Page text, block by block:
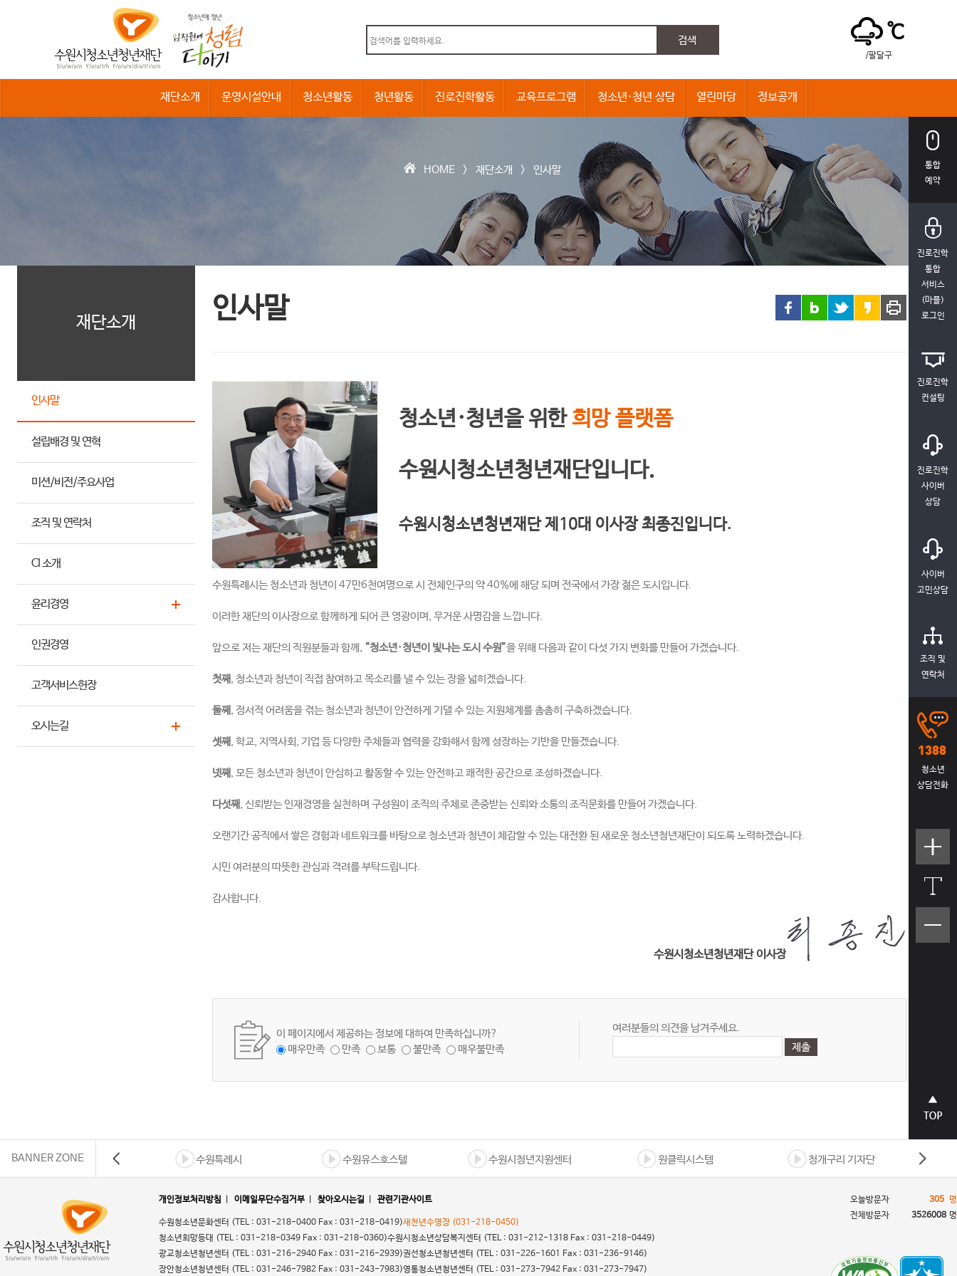
청
소
년
년
재
단
℃
/팔달구
재단소개 운영시설안내 청소년활동 청년활동 진로진학활동 교육프로그램 청소년·청년 상담 열린마당 정보공개
HOME >재단소개>인사말
재단소개
인사말
설립배경 및 연혁
미션/비전/주요사업
조직 및 연락처
CI 소개
윤리경영
인권경영
고객서비스헌장
오시는길
인사말
청소년·청년을 위한 희망 플랫폼
수원시청소년청년재단입니다.
수원시청소년청년재단 제10대 이사장 최종진입니다.
수원특례시는 청소년과 청년이 47만6천여명으로 시 전체인구의 약 40%에 해당 되며 전국에서 가장 젊은 도시입니다.
이러한 재단의 이사장으로 함께하게 되어 큰 영광이며, 무거운 사명감을 느낍니다.
앞으로 저는 재단의 직원분들과 함께, “청소년·청년이 빛나는 도시 수원”을 위해 다음과 같이 다섯 가지 변화를 만들어 가겠습니다.
첫째, 청소년과 청년이 직접 참여하고 목소리를 낼 수 있는 장을 넓히겠습니다.
둘째, 정서적 어려움을 겪는 청소년과 청년이 안전하게 기댈 수 있는 지원체계를 촘촘히 구축하겠습니다.
셋째, 학교, 지역사회, 기업 등 다양한 주체들과 협력을 강화해서 함께 성장하는 기반을 만들겠습니다.
넷째, 모든 청소년과 청년이 안심하고 활동할 수 있는 안전하고 쾌적한 공간으로 조성하겠습니다.
다섯째, 신뢰받는 인재경영을 실천하며 구성원이 조직의 주체로 존중받는 신뢰와 소통의 조직문화를 만들어 가겠습니다.
오랜기간 공직에서 쌓은 경험과 네트워크를 바탕으로 청소년과 청년이 체감할 수 있는 대전환 된 새로운 청소년청년재단이 되도록 노력하겠습니다.
시민 여러분의 따뜻한 관심과 격려를 부탁드립니다.
감사합니다.
수원시청소년청년재단 이사장
이 페이지에서 제공하는 정보에 대하여 만족하십니까?
매우만족
만족 보통 불만족 매우불만족
여러분들의 의견을 남겨주세요.
통합
예약
진로진학
통합
서비스
(마플)
로그인
진로진학
컨설팅
진로진학
사이버
상담
사이버
고민상담
조직 및
연락처
청소년
상담전화
텍스트
크기크
게
텍스트
크기작
상단으
로 바로
BANNER ZONE 수원특례시 수원유스호스텔 수원시청년지원센터 원클릭시스템 청개구리 기자단
개인정보처리방침 이메일무단수집거부 찾아오시는길 관련기관사이트
수원청소년문화센터 (TEL : 031-218-0400 Fax : 031-218-0419)새천년수영장 (031-218-0450)
청소년희망등대 (TEL : 031-218-0349 Fax : 031-218-0360)수원시청소년상담복지센터 (TEL : 031-212-1318 Fax : 031-218-0449)
광교청소년청년센터 (TEL : 031-216-2940 Fax : 031-216-2939)권선청소년청년센터 (TEL : 031-226-1601 Fax : 031-236-9146)
장안청소년청년센터 (TEL : 031-246-7982 Fax : 031-243-7983)영통청소년청년센터 (TEL : 031-273-7942 Fax : 031-273-7947)
오늘방문자 305 명
전체방문자
3526008 명